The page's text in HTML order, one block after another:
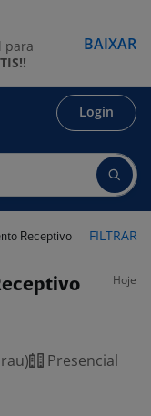
Login
Receptivo FILTRAR
Hoje
Presencial
para
BAIXAR